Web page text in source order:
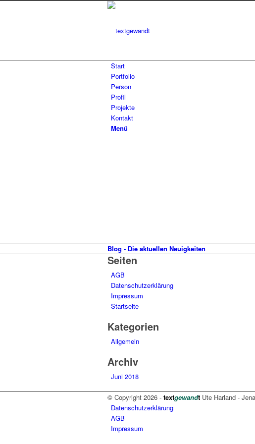
Start
Portfolio
Person
Profil
Projekte
Kontakt
Menü
Blog - Die aktuellen Neuigkeiten
Seiten
AGB
Datenschutzerklärung
Impressum
Startseite
Kategorien
Allgemein
Archiv
Juni 2018
© Copyright 2026 - textgewandt Ute Harland - Jena
Datenschutzerklärung
AGB
Impressum